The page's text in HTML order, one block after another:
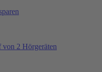
von 2 Hörgeräten